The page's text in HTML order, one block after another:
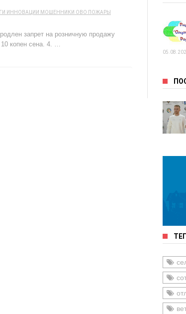
ИННОВАЦИИ МОШЕННИКИ ОВО ПОЖАРЫ
запрет на розничную продажу
копен сена. 4. …